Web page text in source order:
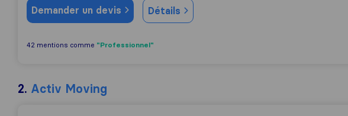
Demander un devis Détails
42 mentions comme "Professionnel"
2. Activ Moving